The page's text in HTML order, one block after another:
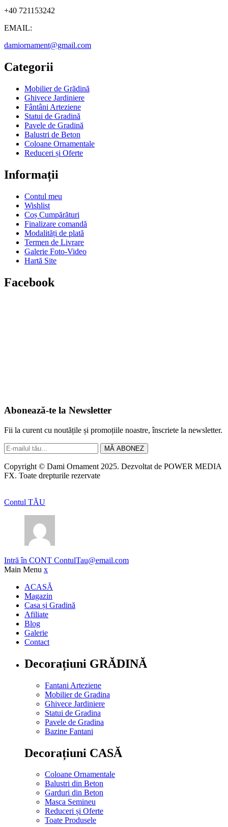
+40 721153242
EMAIL:
damiornament@gmail.com
Categorii
Mobilier de Grădină
Ghivece Jardiniere
Fântâni Arteziene
Statui de Gradină
Pavele de Gradină
Balustri de Beton
Coloane Ornamentale
Reduceri și Oferte
Informații
Contul meu
Wishlist
Coș Cumpărături
Finalizare comandă
Modalități de plată
Termen de Livrare
Galerie Foto-Video
Hartă Site
Facebook
Abonează-te la Newsletter
Fii la curent cu noutățile și promoțiile noastre, înscriete la newsletter.
MĂ ABONEZ
Copyright © Dami Ornament 2025. Dezvoltat de POWER MEDIA
FX. Toate drepturile rezervate
Contul TĂU
Intră în CONT ContulTau@email.com
Main Menu x
ACASĂ
Magazin
Casa și Gradină
Afiliate
Blog
Galerie
Contact
Decorațiuni GRĂDINĂ
Fantani Arteziene
Mobilier de Gradina
Ghivece Jardiniere
Statui de Gradina
Pavele de Gradina
Bazine Fantani
Decorațiuni CASĂ
Coloane Ornamentale
Balustri din Beton
Garduri din Beton
Masca Semineu
Reduceri și Oferte
Toate Produsele